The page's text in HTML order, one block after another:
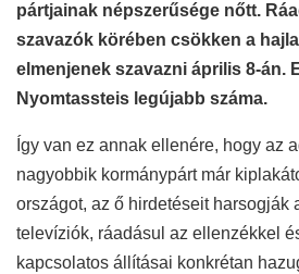
pártjainak népszerűsége nőtt.
szavazók körében csökken a
elmenjenek szavazni április 8-án.
Nyomtassteis legújabb száma.
Így van ez annak ellenére, hogy az
nagyobbik kormánypárt már
országot, az ő hirdetéseit harsogják
televíziók, ráadásul az ellenzékkel
kapcsolatos állításai konkrétan